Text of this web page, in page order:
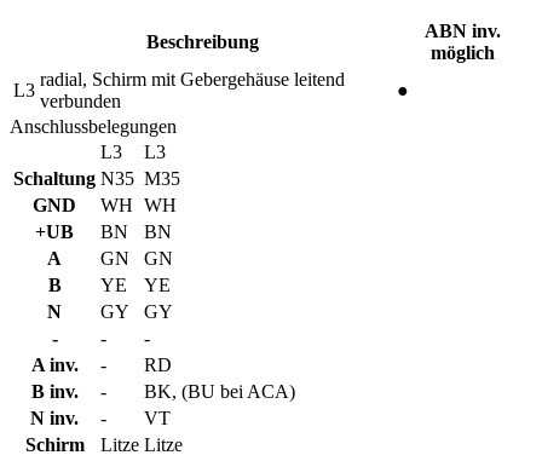
Beschreibung
ABN inv.
möglich
L3
radial, Schirm mit Gebergehäuse leitend
verbunden
●
Anschlussbelegungen
L3
L3
Schaltung N35 M35
GND
WH WH
+UB
BN
BN
A
GN
GN
B
YE
YE
N
GY
GY
-
-
-
A inv.
-
RD
B inv.
-
BK, (BU bei ACA)
N inv.
-
VT
Schirm
Litze Litze